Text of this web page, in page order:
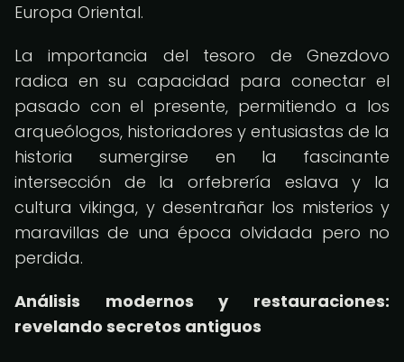
Europa Oriental.
La importancia del tesoro de Gnezdovo
radica en su capacidad para conectar el
pasado con el presente, permitiendo a los
arqueólogos, historiadores y entusiastas de la
historia sumergirse en la fascinante
intersección de la orfebrería eslava y la
cultura vikinga, y desentrañar los misterios y
maravillas de una época olvidada pero no
perdida.
Análisis modernos y restauraciones:
revelando secretos antiguos